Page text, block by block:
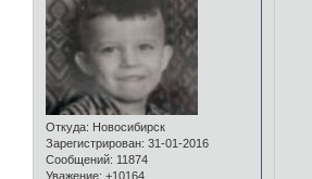
Откуда: Новосибирск
Зарегистрирован: 31-01-2016
Сообщений: 11874
Уважение: +10164